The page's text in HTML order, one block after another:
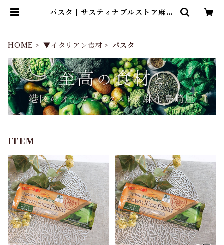
パスタ | サスティナブルストア麻布
HOME ▼イタリアン食材 パスタ
ITEM